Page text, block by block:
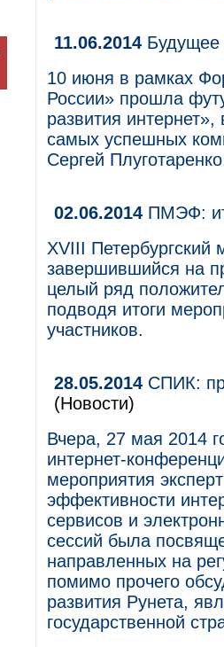
11.06.2014 Будущее
10 июня в рамках
России» прошла
развития
самых успешных
Сергей
02.06.2014 ПМЭФ:
XVIII
завершившийся на
целый ряд
подводя итоги
участников.
28.05.2014 СПИК:
(Новости)
Вчера, 27 мая 2014
интернет-
мероприятия
эффективности
сервисов и
сессий была
направленных на
помимо прочего
развития Рунета,
государственной